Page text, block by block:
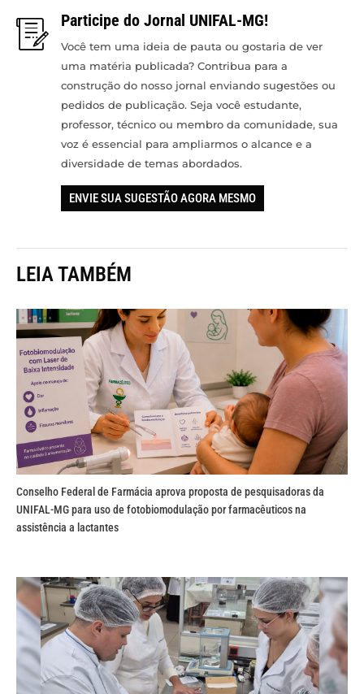
Participe do Jornal UNIFAL-MG!
Você tem uma ideia de pauta ou gostaria de ver
uma matéria publicada? Contribua para a
construção do nosso jornal enviando sugestões ou
pedidos de publicação. Seja você estudante,
professor, técnico ou membro da comunidade, sua
voz é essencial para ampliarmos o alcance e a
diversidade de temas abordados.
ENVIE SUA SUGESTÃO AGORA MESMO
LEIA TAMBÉM
Conselho Federal de Farmácia aprova proposta de pesquisadoras da
UNIFAL-MG para uso de fotobiomodulação por farmacêuticos na
assistência a lactantes